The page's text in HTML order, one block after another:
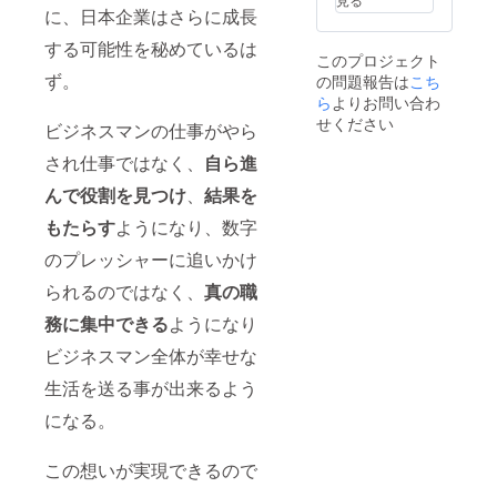
に、日本企業はさらに成長
する可能性を秘めているは
ず。
ビジネスマンの仕事がやら
され仕事ではなく、 自ら進
んで役割を見つけ、 結果を
もたらすようになり、数字
のプレッシャーに追いかけ
られるのではなく、 真の職
務に集中できるようになり
ビジネスマン全体が幸せな
生活を送る事が出来るよう
になる。
この想いが実現できるので
られた。
2001年に販
このプロジェクト
の問題報告はこち
らよりお問い合わ
せください